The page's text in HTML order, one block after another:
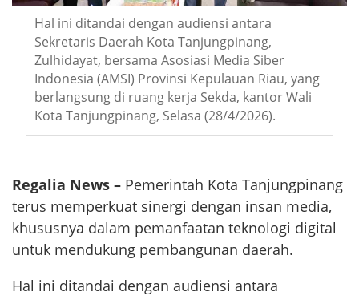
Hal ini ditandai dengan audiensi antara
Sekretaris Daerah Kota Tanjungpinang,
Zulhidayat, bersama Asosiasi Media Siber
Indonesia (AMSI) Provinsi Kepulauan Riau, yang
berlangsung di ruang kerja Sekda, kantor Wali
Kota Tanjungpinang, Selasa (28/4/2026).
Regalia News – Pemerintah Kota Tanjungpinang
terus memperkuat sinergi dengan insan media,
khususnya dalam pemanfaatan teknologi digital
untuk mendukung pembangunan daerah.
Hal ini ditandai dengan audiensi antara